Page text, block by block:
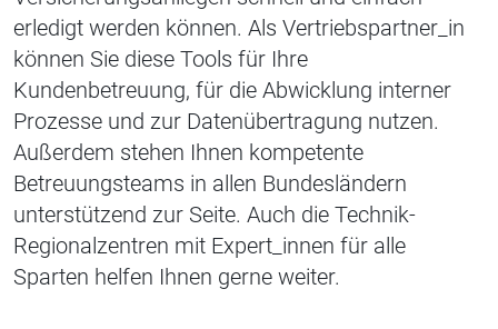
erledigt werden können. Als Vertriebspartner_in
können Sie diese Tools für Ihre
Kundenbetreuung, für die Abwicklung interner
Prozesse und zur Datenübertragung nutzen.
Außerdem stehen Ihnen kompetente
Betreuungsteams in allen Bundesländern
unterstützend zur Seite. Auch die Technik-
Regionalzentren mit Expert_innen für alle
Sparten helfen Ihnen gerne weiter.